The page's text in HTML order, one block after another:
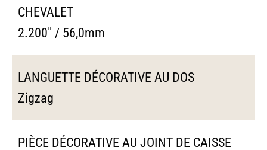
CHEVALET
2.200" / 56,0mm
LANGUETTE DÉCORATIVE AU DOS
Zigzag
PIÈCE DÉCORATIVE AU JOINT DE CAISSE